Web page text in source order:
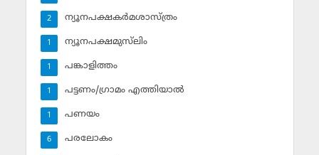
ന്യൂനപക്ഷകര്‍മശാസ്ത്രം
2
ന്യൂനപക്ഷമുസ്‌ലിം
1
പങ്കാളിത്തം
1
പട്ടണം/ഗ്രാമം എത്തിയാല്‍
1
പണയം
1
പരലോകം
6